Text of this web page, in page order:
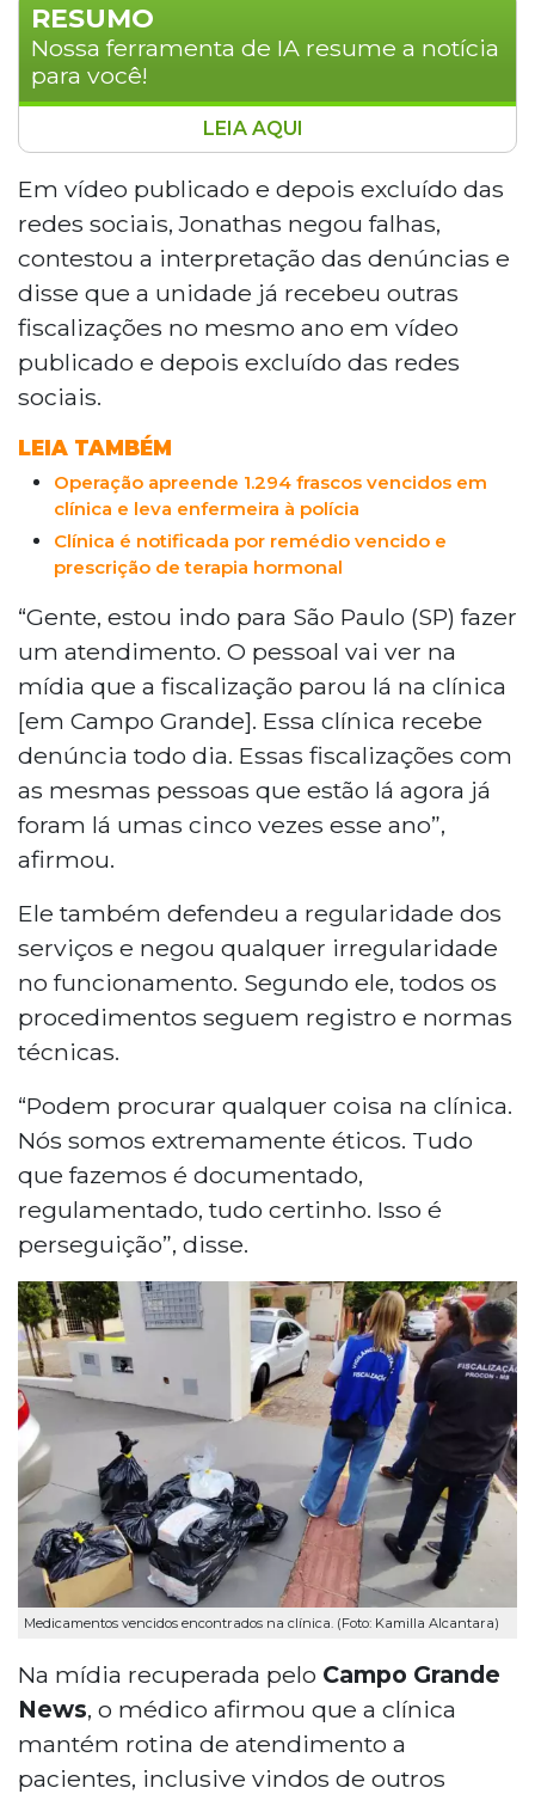
RESUMO
Nossa ferramenta de IA resume a notícia
para você!
A Clínica Canela, no Centro de Campo
Grande, afirmou colaborar com
fiscalizadores após operação que
encontrou 1,2 mil frascos de
medicamentos vencidos. O médico
Jonathas Canela negou irregularidades e
chamou as inspeções de perseguição.
Uma enfermeira foi conduzida à
delegacia. A clínica não foi interditada e
segue em funcionamento enquanto
Procon, Vigilância Sanitária, CRM-MS e
Decon analisam o caso.
LEIA AQUI
Em vídeo publicado e depois excluído das
redes sociais, Jonathas negou falhas,
contestou a interpretação das denúncias e
disse que a unidade já recebeu outras
fiscalizações no mesmo ano em vídeo
publicado e depois excluído das redes
sociais.
LEIA TAMBÉM
Operação apreende 1.294 frascos vencidos em
clínica e leva enfermeira à polícia
Clínica é notificada por remédio vencido e
prescrição de terapia hormonal
“Gente, estou indo para São Paulo (SP) fazer
um atendimento. O pessoal vai ver na
mídia que a fiscalização parou lá na clínica
[em Campo Grande]. Essa clínica recebe
denúncia todo dia. Essas fiscalizações com
as mesmas pessoas que estão lá agora já
foram lá umas cinco vezes esse ano”,
afirmou.
Ele também defendeu a regularidade dos
serviços e negou qualquer irregularidade
no funcionamento. Segundo ele, todos os
procedimentos seguem registro e normas
técnicas.
“Podem procurar qualquer coisa na clínica.
Nós somos extremamente éticos. Tudo
que fazemos é documentado,
regulamentado, tudo certinho. Isso é
perseguição”, disse.
Medicamentos vencidos encontrados na clínica. (Foto: Kamilla Alcantara)
Na mídia recuperada pelo Campo Grande
News, o médico afirmou que a clínica
mantém rotina de atendimento a
pacientes, inclusive vindos de outros